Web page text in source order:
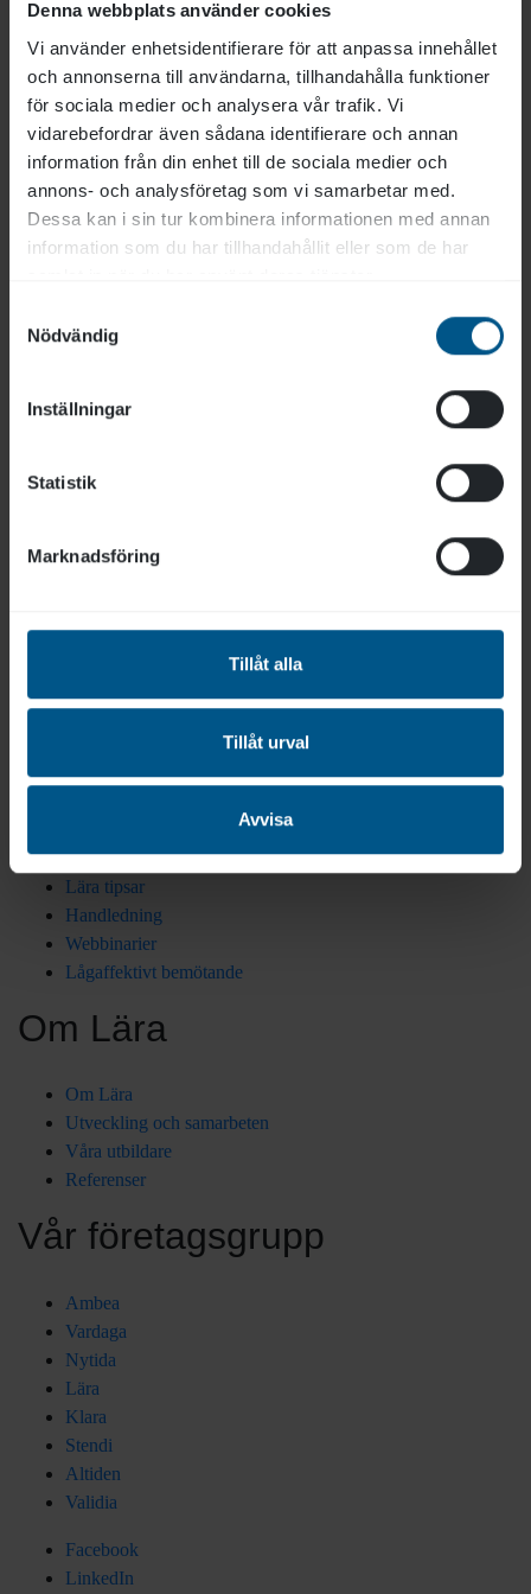
Denna webbplats använder cookies
Vi använder enhetsidentifierare för att anpassa innehållet
och annonserna till användarna, tillhandahålla funktioner
för sociala medier och analysera vår trafik. Vi
vidarebefordrar även sådana identifierare och annan
information från din enhet till de sociala medier och
annons- och analysföretag som vi samarbetar med.
Dessa kan i sin tur kombinera informationen med annan
information som du har tillhandahållit eller som de har
Nödvändig
Inställningar
Statistik
Marknadsföring
Tillåt alla
Tillåt urval
Avvisa
Prenumerera på vårt nyhetsbrev
Att prenumerera på vårt nyhetsbrev är ett utmärkt
Prenumerera
Kontakta oss
Behandling av personuppgifter
Cookies
Tillgänglighetsredogörelse
Hitta snabbt
Artiklar
Lära tipsar
Handledning
Webbinarier
Lågaffektivt bemötande
Om Lära
Om Lära
Utveckling och samarbeten
Våra utbildare
Referenser
Vår företagsgrupp
Ambea
Vardaga
Nytida
Lära
Klara
Stendi
Altiden
Validia
Facebook
LinkedIn